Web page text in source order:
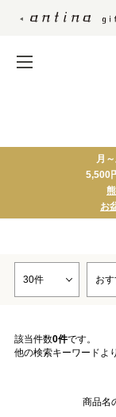
月
5,500
お
該当件数0件です。
他の検索キーワードよ
商品名